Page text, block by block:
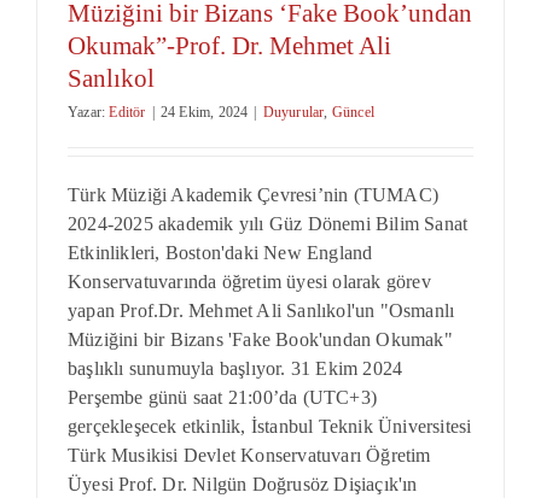
Müziğini bir Bizans ‘Fake Book’undan
Okumak”-Prof. Dr. Mehmet Ali
Sanlıkol
Yazar:Editör | 24 Ekim, 2024 | Duyurular, Güncel
Türk Müziği Akademik Çevresi’nin (TUMAC)
2024-2025 akademik yılı Güz Dönemi Bilim Sanat
Etkinlikleri, Boston'daki New England
Konservatuvarında öğretim üyesi olarak görev
yapan Prof.Dr. Mehmet Ali Sanlıkol'un "Osmanlı
Müziğini bir Bizans 'Fake Book'undan Okumak"
başlıklı sunumuyla başlıyor. 31 Ekim 2024
Perşembe günü saat 21:00’da (UTC+3)
gerçekleşecek etkinlik, İstanbul Teknik Üniversitesi
Türk Musikisi Devlet Konservatuvarı Öğretim
Üyesi Prof. Dr. Nilgün Doğrusöz Dişiaçık'ın